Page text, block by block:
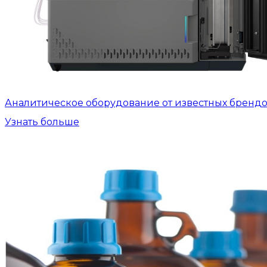
Аналитическое оборудование от известных
Узнать больше